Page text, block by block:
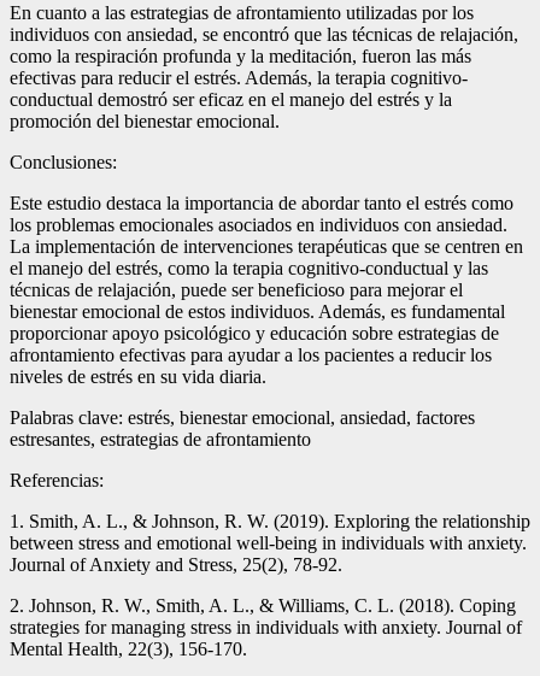
En cuanto a las estrategias de afrontamiento utilizadas por los
individuos con ansiedad, se encontró que las técnicas de relajación,
como la respiración profunda y la meditación, fueron las más
efectivas para reducir el estrés. Además, la terapia cognitivo-
conductual demostró ser eficaz en el manejo del estrés y la
promoción del bienestar emocional.
Conclusiones:
Este estudio destaca la importancia de abordar tanto el estrés como
los problemas emocionales asociados en individuos con ansiedad.
La implementación de intervenciones terapéuticas que se centren en
el manejo del estrés, como la terapia cognitivo-conductual y las
técnicas de relajación, puede ser beneficioso para mejorar el
bienestar emocional de estos individuos. Además, es fundamental
proporcionar apoyo psicológico y educación sobre estrategias de
afrontamiento efectivas para ayudar a los pacientes a reducir los
niveles de estrés en su vida diaria.
Palabras clave: estrés, bienestar emocional, ansiedad, factores
estresantes, estrategias de afrontamiento
Referencias:
1. Smith, A. L., & Johnson, R. W. (2019). Exploring the relationship
between stress and emotional well-being in individuals with anxiety.
Journal of Anxiety and Stress, 25(2), 78-92.
2. Johnson, R. W., Smith, A. L., & Williams, C. L. (2018). Coping
strategies for managing stress in individuals with anxiety. Journal of
Mental Health, 22(3), 156-170.